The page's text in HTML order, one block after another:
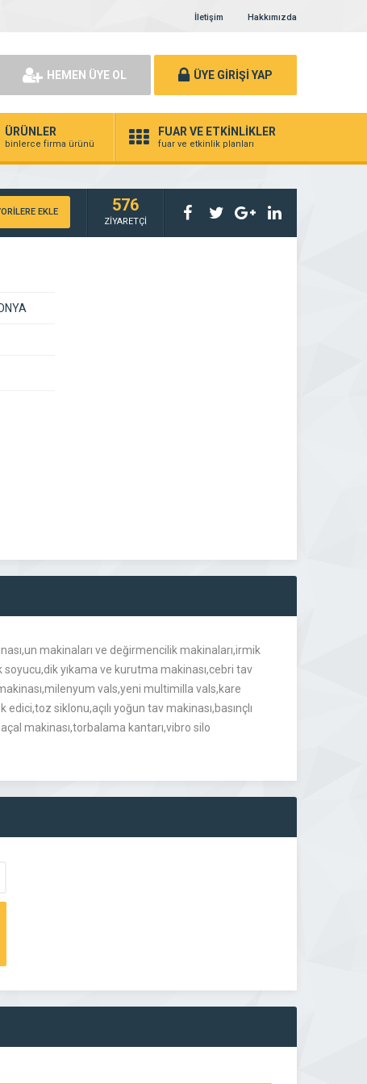
İletişim Hakkımızda
HEMEN ÜYE OL ÜYE GİRİŞİ YAP
ÜRÜNLER
binlerce firma ürünü
FUAR VE ETKİNLİKLER
fuar ve etkinlik planları
EKLE 576
ZİYARETÇİ
makinaları ve değirmencilik makinaları,irmik
yıkama ve kurutma makinası,cebri tav
vals,yeni multimilla vals,kare
siklonu,açılı yoğun tav makinası,basınçlı
makinası,torbalama kantarı,vibro silo